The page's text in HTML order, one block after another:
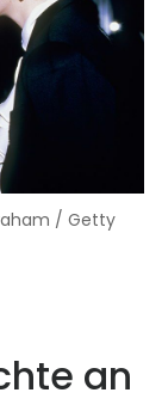
/ Getty
an